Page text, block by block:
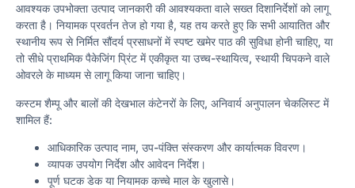
आवश्यक उपभोक्ता उत्पाद जानकारी की आवश्यकता वाले सख्त दिशानिर्देशों को लागू
करता है। नियामक प्रवर्तन तेज हो गया है, यह तय करते हुए कि सभी आयातित और
स्थानीय रूप से निर्मित सौंदर्य प्रसाधनों में स्पष्ट खमेर पाठ की सुविधा होनी चाहिए, या
तो सीधे प्राथमिक पैकेजिंग प्रिंट में एकीकृत या उच्च-स्थायित्व, स्थायी चिपकने वाले
ओवरले के माध्यम से लागू किया जाना चाहिए।
कस्टम शैम्पू और बालों की देखभाल कंटेनरों के लिए, अनिवार्य अनुपालन चेकलिस्ट में
शामिल हैं:
आधिकारिक उत्पाद नाम, उप-पंक्ति संस्करण और कार्यात्मक विवरण।
व्यापक उपयोग निर्देश और आवेदन निर्देश।
पूर्ण घटक डेक या नियामक कच्चे माल के खुलासे।